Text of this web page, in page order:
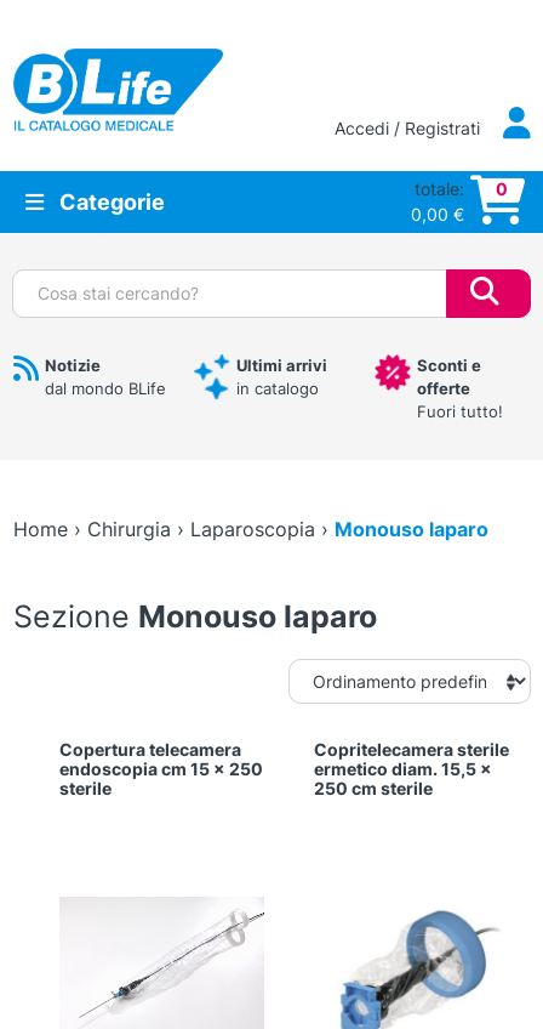
Vai al contenuto principale
Accedi / Registrati
Categorie
totale:
0,00 €
0
Cerca:
Notizie
dal mondo BLife
Ultimi arrivi
in catalogo
Sconti e
offerte
Fuori tutto!
Home› Chirurgia › Laparoscopia › Monouso laparo
Sezione Monouso laparo
Copertura telecamera
endoscopia cm 15 x 250
sterile
Copritelecamera sterile
ermetico diam. 15,5 x
250 cm sterile